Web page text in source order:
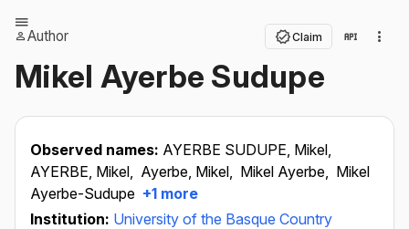
Author Claim
Mikel Ayerbe Sudupe
Observed names: AYERBE SUDUPE, Mikel,
AYERBE, Mikel, Ayerbe, Mikel, Mikel Ayerbe, Mikel
Ayerbe-Sudupe +1 more
Institution: University of the Basque Country